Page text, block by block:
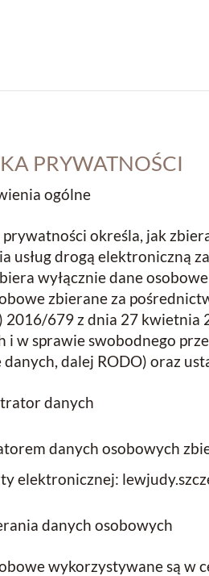
PRYWATNOŚCI
ogólne
określa, jak
usług drogą elektroniczną
wyłącznie dane
zbierane za
2016/679 z dnia 27
i w sprawie swobodnego
dalej RODO) oraz
danych
danych osobowych
elektronicznej:
danych osobowych
wykorzystywane są w